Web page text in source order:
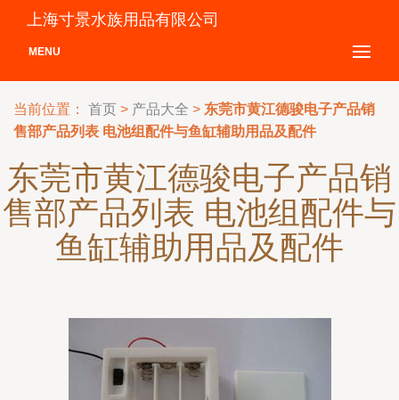
上海寸景水族用品有限公司
MENU
当前位置： 首页 > 产品大全 > 东莞市黄江德骏电子产品销
售部产品列表 电池组配件与鱼缸辅助用品及配件
东莞市黄江德骏电子产品销
售部产品列表 电池组配件与
鱼缸辅助用品及配件